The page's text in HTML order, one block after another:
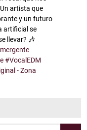
artista que
y un futuro
artificial se
llevar? 🎶
#VocalEDM
- Zona